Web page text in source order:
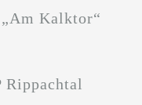
Kalktor“
Rippachtal